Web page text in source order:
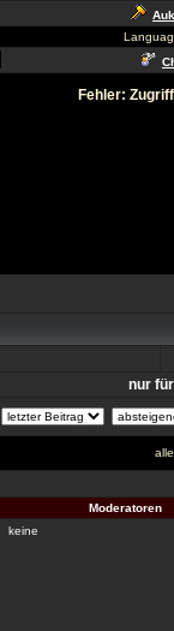
Fehler:
nur
Moderatoren
keine